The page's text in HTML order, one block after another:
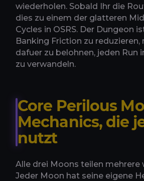
wiederholen. Sobald Ihr die
dies zu einem der glatteren
Cycles in OSRS. Der Dungeon
Banking Friction zu reduzieren,
dafuer zu belohnen, jeden Run
zu verwandeln.
Core Perilous
Mechanics, die
nutzt
Alle drei Moons teilen mehrere
Jeder Moon hat seine eigene